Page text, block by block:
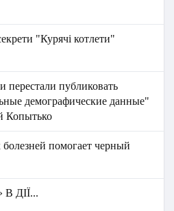
"Курячі котлети"
перестали публиковать
демографические данные"
Копытько
помогает черный
ДІЇ...